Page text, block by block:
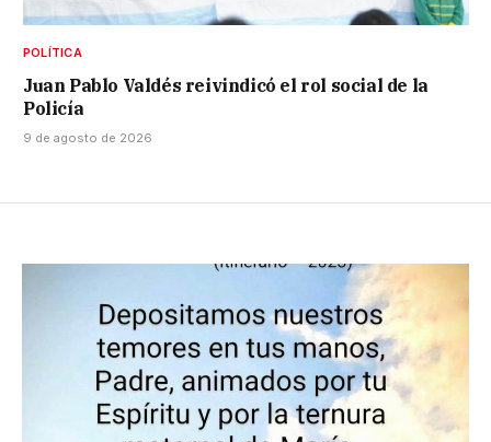
POLÍTICA
Juan Pablo Valdés reivindicó el rol social de la
Policía
9 de agosto de 2026